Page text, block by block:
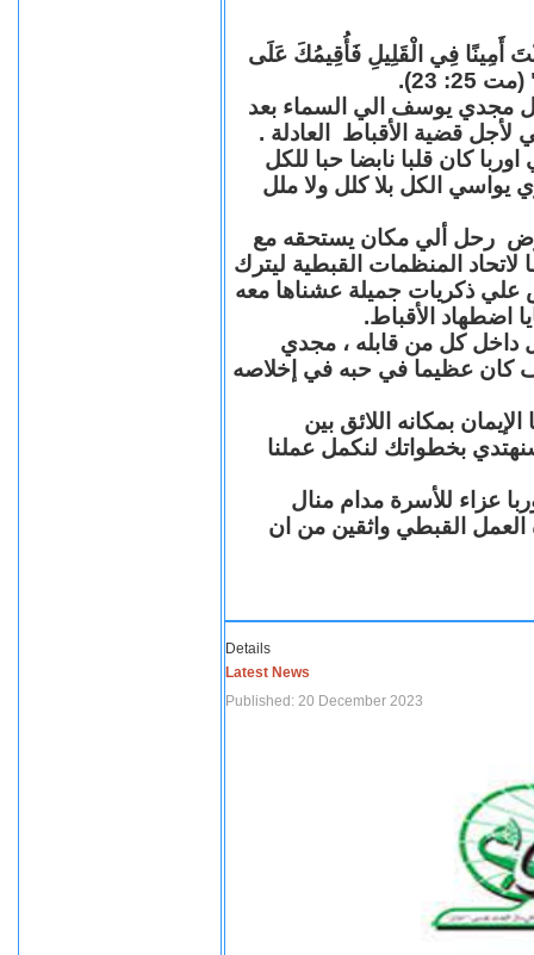
أَمِينًا فِي الْقَلِيلِ فَأُقِيمُكَ عَلَى
23).
مجدي يوسف الي السماء بعد
قضية الأقباط العادلة .
كان قلبا نابضا حبا للكل
يواسي الكل بلا كلل ولا ملل
رحل ألي مكان يستحقه مع
المنظمات القبطية ليترك
علي ذكريات جميلة عشناها معه
اضطهاد الأقباط.
داخل كل من قابله ، مجدي
عظيما في حبه في إخلاصه
بمكانه اللائق بين
بخطواتك لنكمل عملنا
عزاء للأسرة مدام منال
العمل القبطي واثقين من ان
Details
Latest News
Published: 20 December 2023